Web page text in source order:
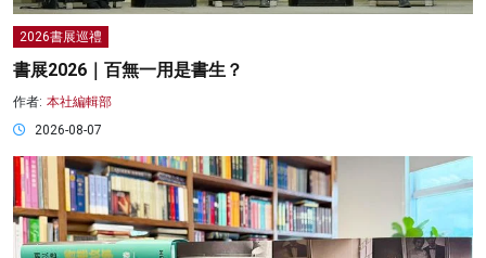
2026書展巡禮
書展2026｜百無一用是書生？
作者: 本社編輯部
2026-08-07